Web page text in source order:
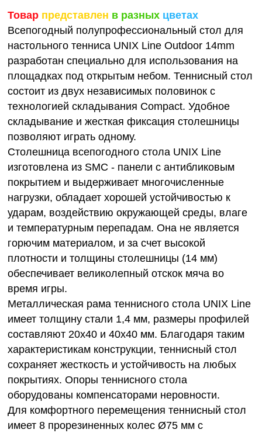
Товар представлен в разных цветах
Всепогодный полупрофессиональный стол для
настольного тенниса UNIX Line Outdoor 14mm
разработан специально для использования на
площадках под открытым небом. Теннисный стол
состоит из двух независимых половинок с
технологией складывания Compact. Удобное
складывание и жесткая фиксация столешницы
позволяют играть одному.
Столешница всепогодного стола UNIX Line
изготовлена из SMС - панели с антибликовым
покрытием и выдерживает многочисленные
нагрузки, обладает хорошей устойчивостью к
ударам, воздействию окружающей среды, влаге
и температурным перепадам. Она не является
горючим материалом, и за счет высокой
плотности и толщины столешницы (14 мм)
обеспечивает великолепный отскок мяча во
время игры.
Металлическая рама теннисного стола UNIX Line
имеет толщину стали 1,4 мм, размеры профилей
составляют 20х40 и 40х40 мм. Благодаря таким
характеристикам конструкции, теннисный стол
сохраняет жесткость и устойчивость на любых
покрытиях. Опоры теннисного стола
оборудованы компенсаторами неровности.
Для комфортного перемещения теннисный стол
имеет 8 прорезиненных колес Ø75 мм с